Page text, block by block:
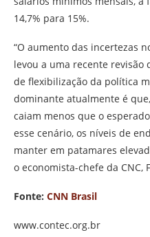
14,7% para 15%.
“O aumento das incertezas
levou a uma recente revisão
de flexibilização da política
dominante atualmente é
caiam menos que o
esse cenário, os níveis de
manter em patamares
o economista-chefe da CNC,
Fonte: CNN Brasil
www.contec.org.br